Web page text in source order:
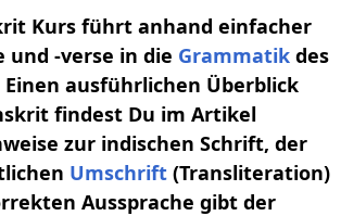
Kurs führt anhand einfacher
und -verse in die Grammatik des
ausführlichen Überblick
findest Du im Artikel
zur indischen Schrift, der
Umschrift (Transliteration)
Aussprache gibt der